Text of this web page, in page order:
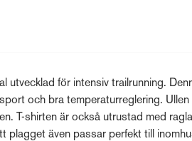
utvecklad för intensiv trailrunning.
och bra temperaturreglering. Ullen
T-shirten är också utrustad med
plagget även passar perfekt till